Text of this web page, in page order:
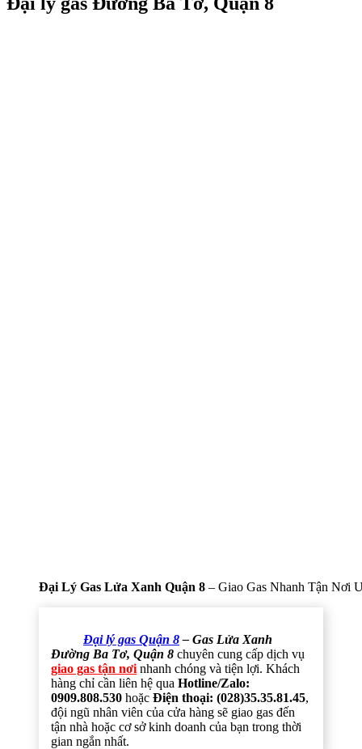
Đại Lý Gas Lửa Xanh Quận 8 – Giao Gas Nhanh Tận Nơi
Đại lý gas Quận 8– Gas Lửa Xanh
Đường Ba Tơ, Quận 8 chuyên cung cấp dịch vụ
giao gas tận nơi nhanh chóng và tiện lợi. Khách
hàng chỉ cần liên hệ qua Hotline/Zalo:
0909.808.530 hoặc Điện thoại: (028)35.35.81.45,
đội ngũ nhân viên của cửa hàng sẽ giao gas đến
tận nhà hoặc cơ sở kinh doanh của bạn trong thời
gian ngắn nhất.